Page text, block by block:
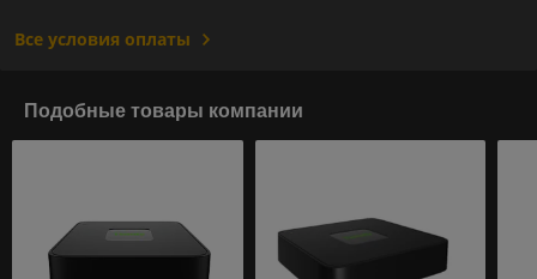
Все условия оплаты
Подобные товары компании